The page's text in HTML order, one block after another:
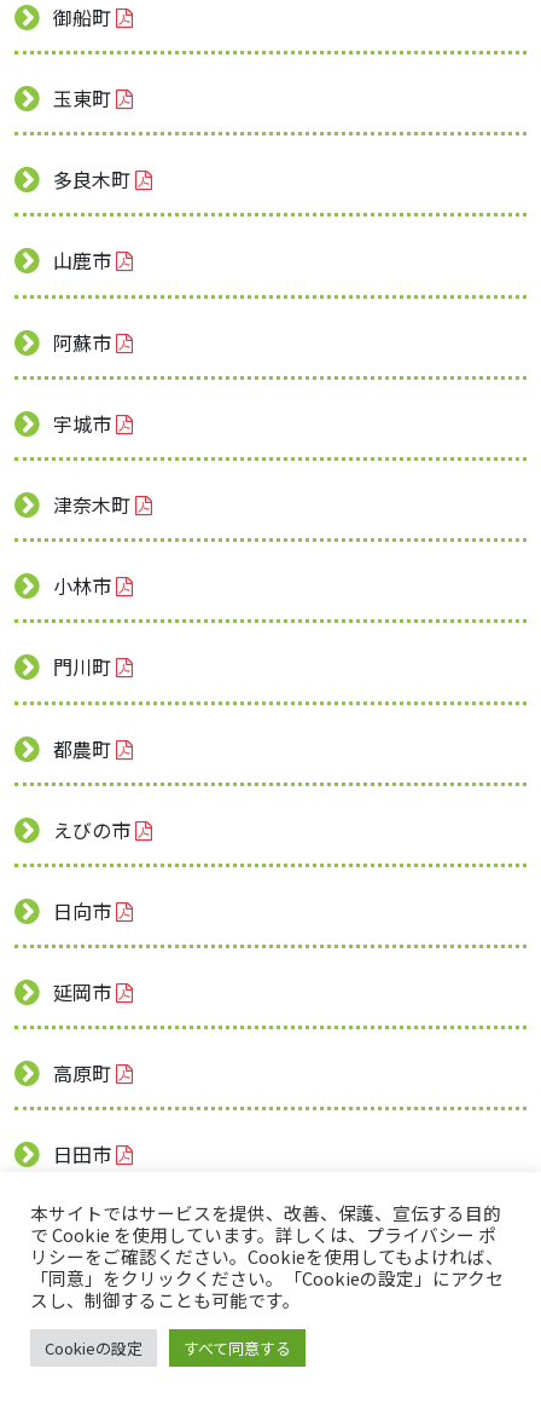
御船町
玉東町
多良木町
山鹿市
阿蘇市
宇城市
津奈木町
小林市
門川町
都農町
えびの市
日向市
延岡市
高原町
日田市
宇佐市
佐伯市
本サイトではサービスを提供、改善、保護、宣伝する目的
で Cookie を使用しています。詳しくは、プライバシー ポ
リシーをご確認ください。Cookieを使用してもよければ、
「同意」をクリックください。「Cookieの設定」にアクセ
スし、制御することも可能です。
Cookieの設定 すべて同意する